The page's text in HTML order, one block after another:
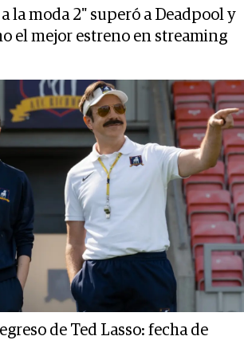
la moda 2" superó a Deadpool y
el mejor estreno en streaming
de Ted Lasso: fecha de